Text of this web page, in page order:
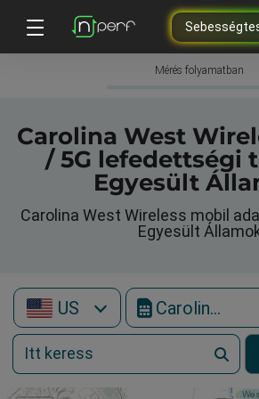
Mérés folyamatban
Carolina West
/ 5G lefedettségi
Egyesült
Carolina West Wireless mobil
Egyesült
US Carolina West Wireless